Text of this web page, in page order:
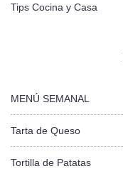
Tips Cocina y Casa
MENÚ SEMANAL
Tarta de Queso
Tortilla de Patatas